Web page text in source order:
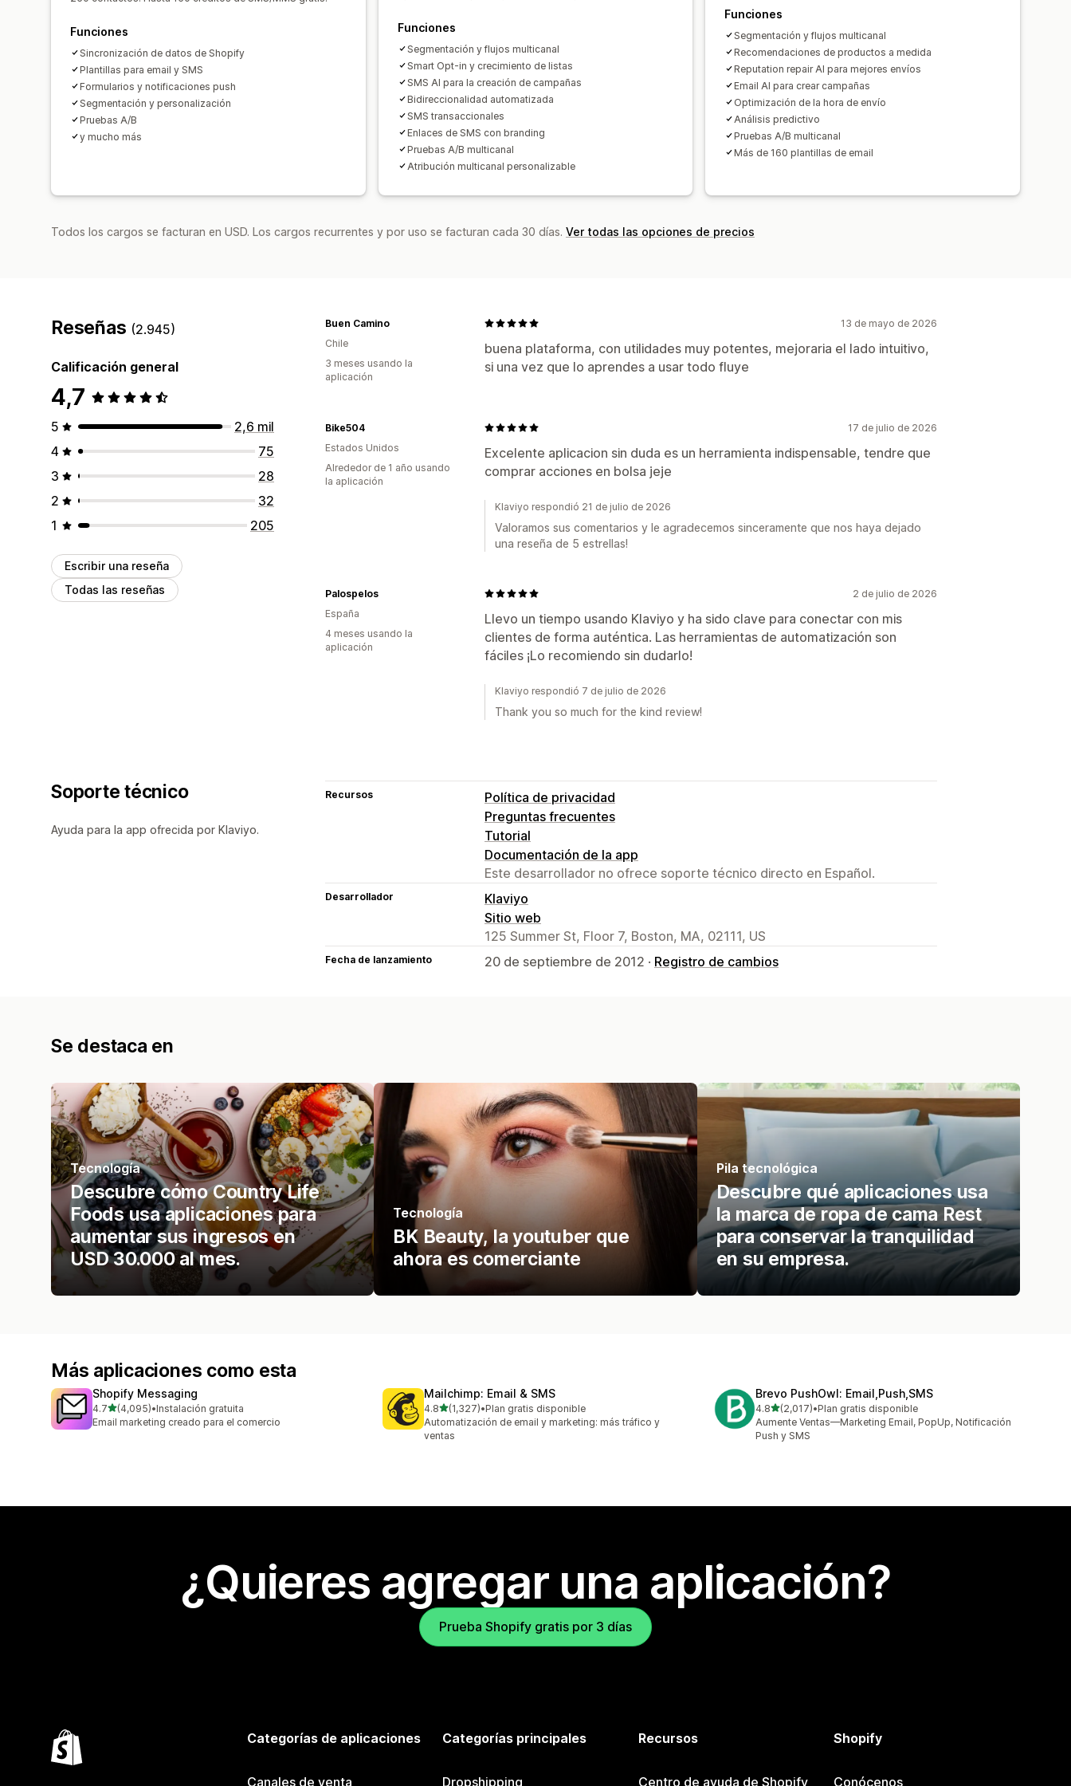
Generación de IA
Localización
Código personalizado
Fuentes personalizadas Edición masiva
Importar y exportar
Dominios de correo electrónico
Consentimiento
Lista de captura de correos electrónicos
Lista de captura de SMS
Activadores y reglas
Automatizaciones Segmentación
Segmentación
Informes
Información útil y consejos
Informes y estadísticas Prueba A/B
Funciones
Sincronización de datos de Shopify
Plantillas para email y SMS
Formularios y notificaciones push
Segmentación y personalización
Pruebas A/B
y mucho más
Funciones
Segmentación y flujos multicanal
Smart Opt-in y crecimiento de listas
SMS AI para la creación de campañas
Bidireccionalidad automatizada
SMS transaccionales
Enlaces de SMS con branding
Pruebas A/B multicanal
Atribución multicanal personalizable
Funciones
Segmentación y flujos multicanal
Recomendaciones de productos a medida
Reputation repair AI para mejores envíos
Email AI para crear campañas
Optimización de la hora de envío
Análisis predictivo
Pruebas A/B multicanal
Más de 160 plantillas de email
Todos los cargos se facturan en USD. Los cargos recurrentes y por uso se facturan cada 30 días. Ver todas las opciones de precios
Reseñas (2.945)
Calificación general
4,7
5
2,6 mil
4
75
3
28
2
32
1
205
Escribir una reseña
Todas las reseñas
13 de mayo de 2026
buena plataforma, con utilidades muy potentes, mejoraria el lado intuitivo,
si una vez que lo aprendes a usar todo fluye
Buen Camino
Chile
3 meses usando la
aplicación
17 de julio de 2026
Excelente aplicacion sin duda es un herramienta indispensable, tendre que
comprar acciones en bolsa jeje
Bike504
Estados Unidos
Alrededor de 1 año usando
la aplicación
Klaviyo respondió 21 de julio de 2026
Valoramos sus comentarios y le agradecemos sinceramente que nos haya dejado
una reseña de 5 estrellas!
2 de julio de 2026
Llevo un tiempo usando Klaviyo y ha sido clave para conectar con mis
clientes de forma auténtica. Las herramientas de automatización son
fáciles ¡Lo recomiendo sin dudarlo!
Palospelos
España
4 meses usando la
aplicación
Klaviyo respondió 7 de julio de 2026
Thank you so much for the kind review!
Soporte técnico
Ayuda para la app ofrecida por Klaviyo.
Recursos
Política de privacidad
Preguntas frecuentes
Tutorial
Documentación de la app
Este desarrollador no ofrece soporte técnico directo en Español.
Desarrollador
Klaviyo
Sitio web
125 Summer St, Floor 7, Boston, MA, 02111, US
Fecha de lanzamiento 20 de septiembre de 2012 · Registro de cambios
Se destaca en
Tecnología
Descubre cómo Country Life
Foods usa aplicaciones para
aumentar sus ingresos en
USD 30.000 al mes.
Tecnología
BK Beauty, la youtuber que
ahora es comerciante
Pila tecnológica
Descubre qué aplicaciones usa
la marca de ropa de cama Rest
para conservar la tranquilidad
en su empresa.
Más aplicaciones como esta
Shopify Messaging
4.7de 5 estrellas
(4,095)
4095 reseñas en total
•Instalación gratuita
Email marketing creado para el comercio
Mailchimp: Email & SMS
4.8de 5 estrellas
(1,327)
1327 reseñas en total
•Plan gratis disponible
Automatización de email y marketing: más tráfico y
ventas
Brevo PushOwl: Email,Push,SMS
4.8de 5 estrellas
(2,017)
2017 reseñas en total
•Plan gratis disponible
Aumente Ventas—Marketing Email, PopUp, Notificación
Push y SMS
¿Quieres agregar una aplicación?
Prueba Shopify gratis por 3 días
Categorías de aplicaciones
Canales de venta
Categorías principales
Dropshipping
Recursos
Centro de ayuda de Shopify
Shopify
Conócenos